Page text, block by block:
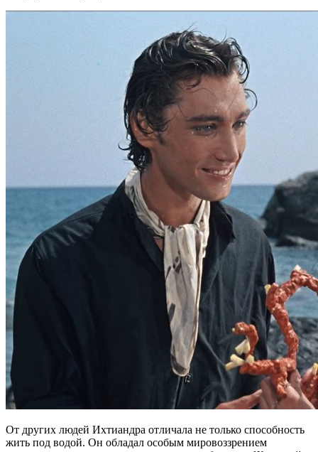
От других людей Ихтиандра отличала не только способность
жить под водой. Он обладал особым мировоззрением